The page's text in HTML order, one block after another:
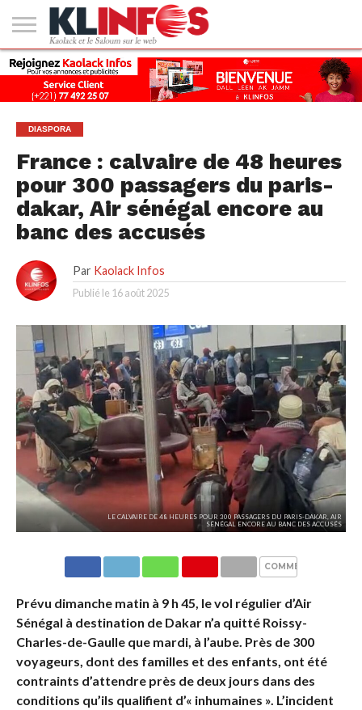
#2
(PAS
DE
TITRE)
KAOLACK
POLITIQUE
ECONOMIE
SOCIÉTÉ
CULTURE
PEOPLE
SPORT
SANTÉ
AFRIQUE
INTERNATIONAL
EMPLOI &
FORMATION
DIASPORA
France : calvaire de 48 heures
pour 300 passagers du paris-
dakar, Air sénégal encore au
banc des accusés
Par Kaolack Infos
Publié le 16 août 2025
LE CALVAIRE DE 48 HEURES POUR 300 PASSAGERS DU PARIS-DAKAR, AIR
SÉNÉGAL ENCORE AU BANC DES ACCUSÉS
COMMENTAIRES
Prévu dimanche matin à 9 h 45, le vol régulier d’Air
Sénégal à destination de Dakar n’a quitté Roissy-
Charles-de-Gaulle que mardi, à l’aube. Près de 300
voyageurs, dont des familles et des enfants, ont été
contraints d’attendre près de deux jours dans des
conditions qu’ils qualifient d’« inhumaines ». L’incident